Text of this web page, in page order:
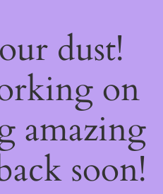
dust!
on
amazing
soon!